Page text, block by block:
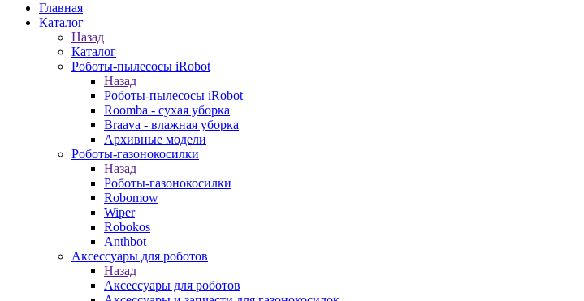
Главная
Каталог
Назад
Каталог
Роботы-пылесосы iRobot
Назад
Роботы-пылесосы iRobot
Roomba - сухая уборка
Braava - влажная уборка
Архивные модели
Роботы-газонокосилки
Назад
Роботы-газонокосилки
Robomow
Wiper
Robokos
Anthbot
Аксессуары для роботов
Назад
Аксессуары для роботов